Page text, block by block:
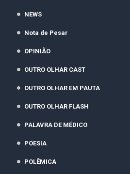
NEWS
Nota de Pesar
OPINIÃO
OUTRO OLHAR CAST
OUTRO OLHAR EM PAUTA
OUTRO OLHAR FLASH
PALAVRA DE MÉDICO
POESIA
POLÊMICA